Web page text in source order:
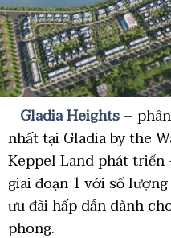
Gladia Heights–
nhất tại Gladia by the
Keppel Land phát triển
giai đoạn 1 với số
ưu đãi hấp dẫn dành
phong.